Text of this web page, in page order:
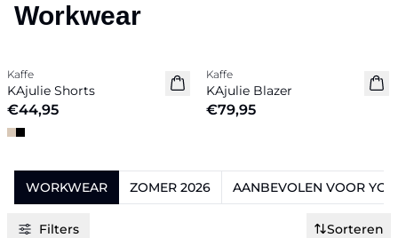
Workwear
Nieuw
Kaffe
KAjulie Shorts
€44,95
Nieuw
Kaffe
KAjulie Blazer
€79,95
Previous slide
WORKWEAR ZOMER 2026 AANBEVOLEN VOOR YOU
Filters Sorteren